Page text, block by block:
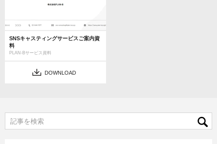
SNSキャスティングサービスご案内資
料
PLAN-Bサービス資料
DOWNLOAD